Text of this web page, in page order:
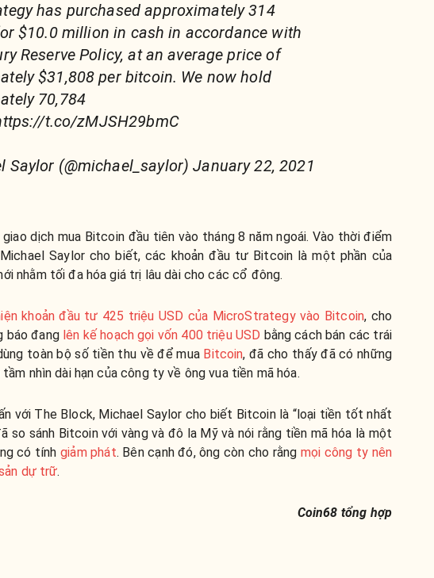
has purchased approximately 314
$10.0 million in cash in accordance with
Reserve Policy, at an average price of
$31,808 per bitcoin. We now hold
70,784
t.co/zMJSH29bmC
Saylor (@michael_saylor) January 22, 2021
dịch mua Bitcoin đầu tiên vào tháng 8 năm ngoái. Vào thời điểm
Saylor cho biết, các khoản đầu tư Bitcoin là một phần của
nhằm tối đa hóa giá trị lâu dài cho các cổ đông.
khoản đầu tư 425 triệu USD của MicroStrategy vào Bitcoin, cho
báo đanglên kế hoạch gọi vốn 400 triệu USD bằng cách bán các trái
toàn bộ số tiền thu về để mua Bitcoin, đã cho thấy đã có những
nhìn dài hạn của công ty về ông vua tiền mã hóa.
với The Block, Michael Saylor cho biết Bitcoin là “loại tiền tốt nhất
so sánh Bitcoin với vàng và đô la Mỹ và nói rằng tiền mã hóa là một
có tínhgiảm phát. Bên cạnh đó, ông còn cho rằng mọi công ty nên
dự trữ.
Coin68 tổng hợp